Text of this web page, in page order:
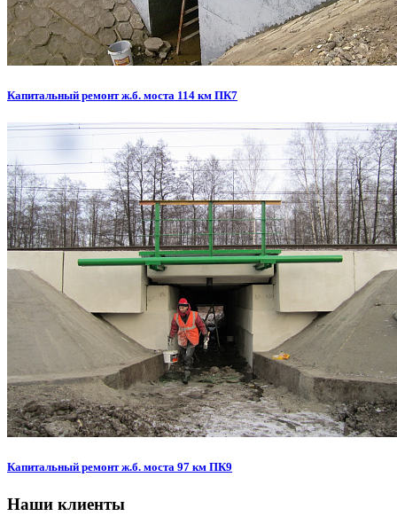
Капитальный ремонт ж.б. моста 114 км ПК7
Капитальный ремонт ж.б. моста 97 км ПК9
Наши клиенты